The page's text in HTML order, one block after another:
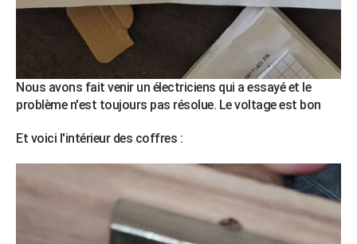
Nous avons fait venir un électriciens qui a essayé et le
problème n'est toujours pas résolue. Le voltage est bon
Et voici l'intérieur des coffres :